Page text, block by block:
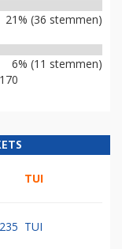
21% (36 stemmen)
6% (11 stemmen)
TUI
TUI